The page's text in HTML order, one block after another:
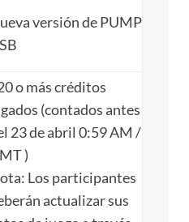
versión de PUMP
o más créditos
(contados antes
23 de abril 0:59 AM /
)
Los participantes
actualizar sus